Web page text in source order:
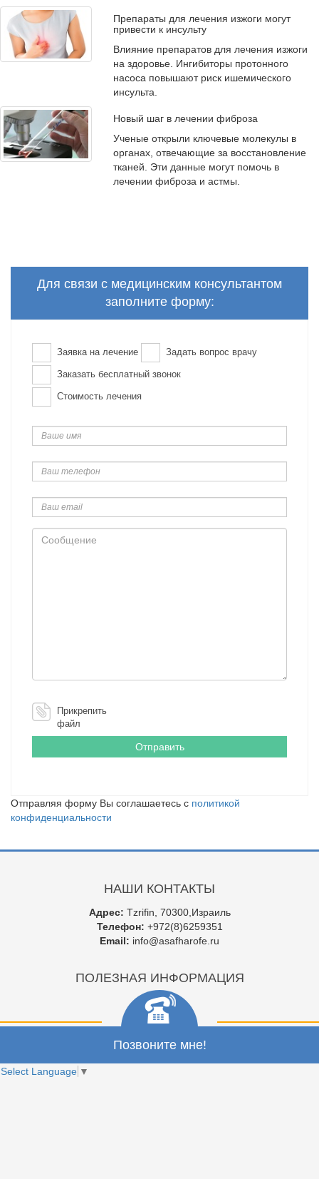
Препараты для лечения изжоги могут
привести к инсульту
Влияние препаратов для лечения изжоги
на здоровье. Ингибиторы протонного
насоса повышают риск ишемического
инсульта.
Новый шаг в лечении фиброза
Ученые открыли ключевые молекулы в
органах, отвечающие за восстановление
тканей. Эти данные могут помочь в
лечении фиброза и астмы.
Для связи с медицинским консультантом
заполните форму:
Заявка на лечение Задать вопрос врачу
Заказать бесплатный звонок
Стоимость лечения
имя
телефон
email
Сообщение
Прикрепить
файл
Отправляя форму Вы соглашаетесь с политикой
конфиденциальности
НАШИ КОНТАКТЫ
Адрес: Tzrifin, 70300,Израиль
Телефон: +972(8)6259351
Email: info@asafharofe.ru
ПОЛЕЗНАЯ ИНФОРМАЦИЯ
Позвоните мне!
Select Language ▼